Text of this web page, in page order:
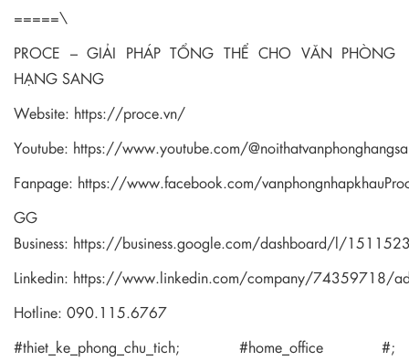
=====\
PROCE – GIẢI PHÁP TỔNG THỂ CHO VĂN PHÒNG
HẠNG SANG
Website: https://proce.vn/
Youtube: https://www.youtube.com/
Fanpage: https://www.facebook.com/
GG
Business: https://business.google.com/dashboard/l/
Linkedin: https://www.linkedin.com/company/74359718/
Hotline: 090.115.6767
#thiet_ke_phong_chu_tich; #home_office #;